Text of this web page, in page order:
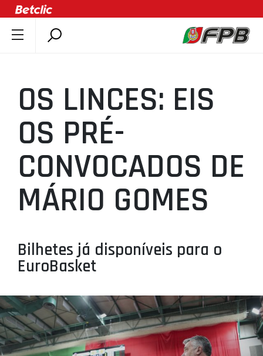
ÚLTIMAS
COMPETIÇÕES
ASSOCIAÇÕES
CLUBES
AGENTES
AGENDA
MINIBASQUETE
ÁREA TÉCNICA
LIGA BETCLIC MASCULINA
LIGA BETCLIC FEMININA
OS LINCES: EIS
OS PRÉ-
CONVOCADOS DE
MÁRIO GOMES
Bilhetes já disponíveis para o
EuroBasket